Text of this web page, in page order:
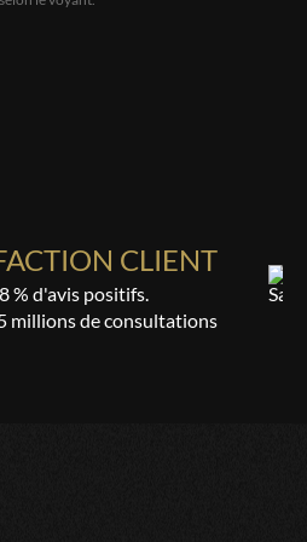
tels qui se deroulent
CLIENT
% d'avis positifs.
millions de consultations